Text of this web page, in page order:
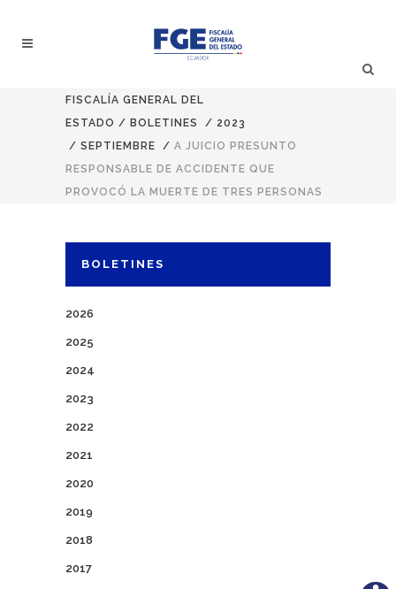
FISCALÍA GENERAL DEL
ESTADO / BOLETINES / 2023
/ SEPTIEMBRE / A JUICIO PRESUNTO
RESPONSABLE DE ACCIDENTE QUE
PROVOCÓ LA MUERTE DE TRES PERSONAS
BOLETINES
2026
2025
2024
2023
2022
2021
2020
2019
2018
2017